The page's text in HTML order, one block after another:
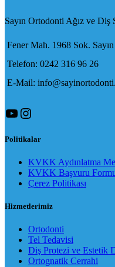
Sayın Ortodonti Ağız ve Diş
Fener Mah. 1968 Sok.
Telefon: 0242 316 96 26
E-Mail:
YouTube
Instagram
Politikalar
KVKK Aydınlatma
KVKK Başvuru
Çerez Politikası
Hizmetlerimiz
Ortodonti
Tel Tedavisi
Diş Protezi ve Estetik
Ortognatik Cerrahi